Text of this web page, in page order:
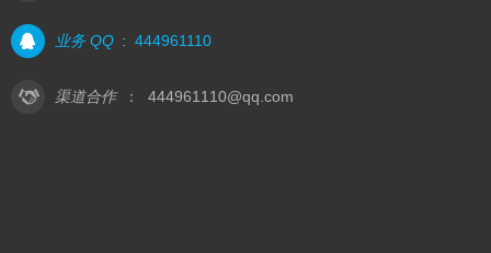
业务 QQ : 444961110
渠道合作 ： 444961110@qq.com